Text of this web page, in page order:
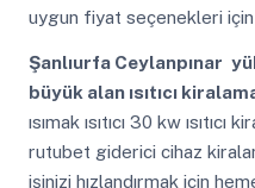
uygun fiyat seçenekleri için
Şanlıurfa Ceylanpınar
büyük alan ısıtıcı
ısımak ısıtıcı 30 kw
rutubet giderici cihaz
işinizi hızlandırmak için